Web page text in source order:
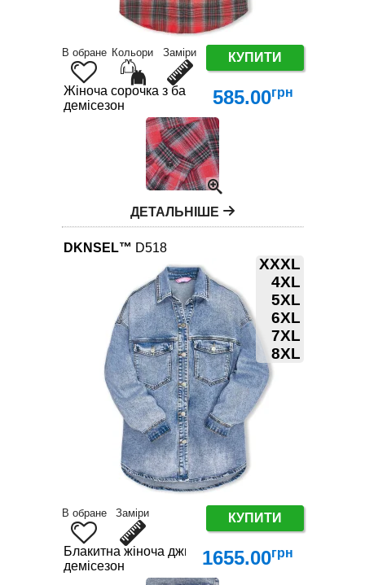
В обране Кольори Заміри КУПИТИ
Жіноча сорочка з бавовни XL-4XL – трендова
демісезон
585.00грн
ДЕТАЛЬНІШЕ
DKNSEL™ D518
XXXL
4XL
5XL
6XL
7XL
8XL
В обране Заміри КУПИТИ
Блакитна жіноча джинсова сорочка великих
демісезон
1655.00грн